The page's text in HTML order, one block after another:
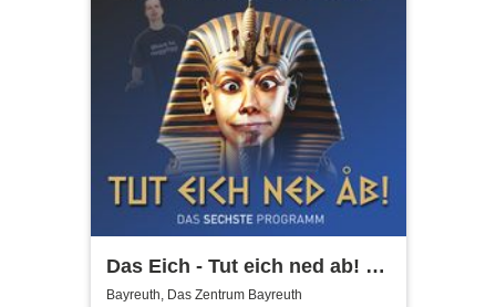
Das Eich - Tut eich ned ab! -
Stefan Eichner | Musik-
Bayreuth, Das Zentrum Bayreuth